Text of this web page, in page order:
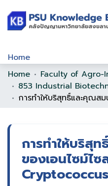
Home
Communities &
Browse
Policy
Help
Home
Faculty of Agro-
การทำให้บริสุ
ของเอนไซม์ไซ